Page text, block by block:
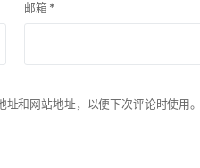
邮箱 *
址和网站地址，以便下次评论时使用